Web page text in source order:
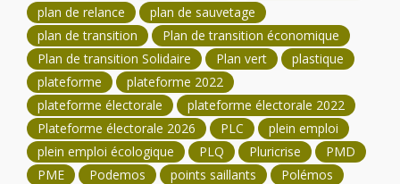
plan de relance
plan de sauvetage
plan de transition
Plan de transition économique
Plan de transition Solidaire
Plan vert
plastique
plateforme
plateforme 2022
plateforme électorale
plateforme électorale 2022
Plateforme électorale 2026
PLC
plein emploi
plein emploi écologique
PLQ Pluricrise
PMD
PME
Podemos points saillants
Polémos